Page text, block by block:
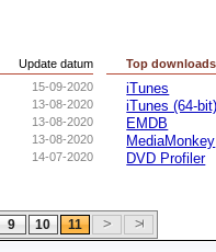
Update datum
15-09-2020
13-08-2020
13-08-2020
13-08-2020
14-07-2020
Top downloads
iTunes
iTunes (64-
EMDB
MediaMonkey
DVD Profiler
9 10 11